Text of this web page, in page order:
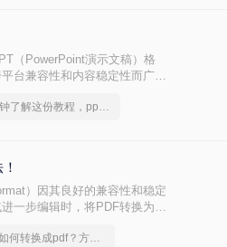
（PowerPoint演示文稿）格
台兼容性和内容稳定性而广受
成转换任务。
花一分钟了解这份教程，ppt转换成pdf不再是难题
）因其良好的兼容性和稳定
一步编辑时，将PDF转换为
ppt文档如何转换成pdf？方法详细解析